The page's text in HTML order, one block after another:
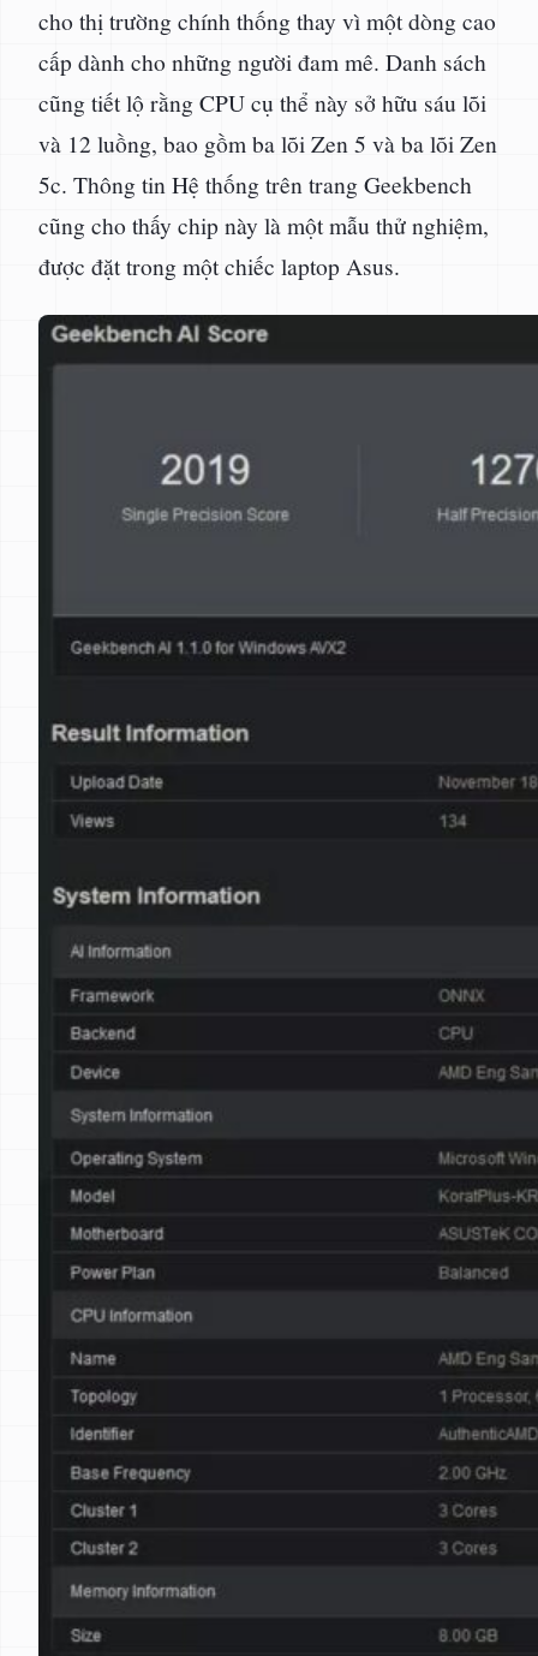
cho thị trường chính thống thay vì một dòng cao
cấp dành cho những người đam mê. Danh sách
cũng tiết lộ rằng CPU cụ thể này sở hữu sáu lõi
và 12 luồng, bao gồm ba lõi Zen 5 và ba lõi Zen
5c. Thông tin Hệ thống trên trang Geekbench
cũng cho thấy chip này là một mẫu thử nghiệm,
được đặt trong một chiếc laptop Asus.